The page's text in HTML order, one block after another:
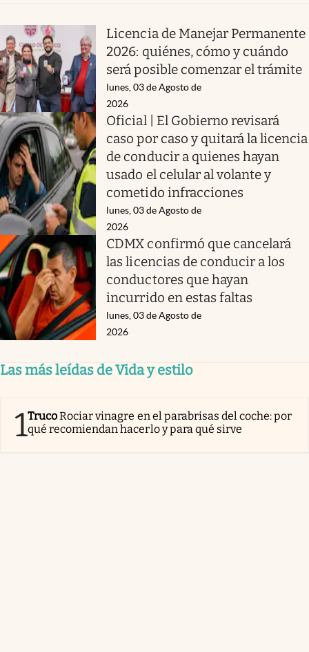
Licencia de Manejar Permanente
2026: quiénes, cómo y cuándo
será posible comenzar el trámite
lunes, 03 de Agosto de
2026
Oficial | El Gobierno revisará
caso por caso y quitará la licencia
de conducir a quienes hayan
usado el celular al volante y
cometido infracciones
lunes, 03 de Agosto de
2026
CDMX confirmó que cancelará
las licencias de conducir a los
conductores que hayan
incurrido en estas faltas
lunes, 03 de Agosto de
2026
Las más leídas de Vida y estilo
1TrucoRociar vinagre en el parabrisas del coche: por
qué recomiendan hacerlo y para qué sirve